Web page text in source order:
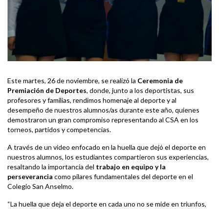
Este martes, 26 de noviembre, se realizó la Ceremonia de
Premiación de Deportes, donde, junto a los deportistas, sus
profesores y familias, rendimos homenaje al deporte y al
desempeño de nuestros alumnos/as durante este año, quienes
demostraron un gran compromiso representando al CSA en los
torneos, partidos y competencias.
A través de un video enfocado en la huella que dejó el deporte en
nuestros alumnos, los estudiantes compartieron sus experiencias,
resaltando la importancia del trabajo en equipo y la
perseverancia como pilares fundamentales del deporte en el
Colegio San Anselmo.
“La huella que deja el deporte en cada uno no se mide en triunfos,